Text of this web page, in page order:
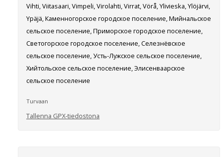
Vihti, Viitasaari, Vimpeli, Virolahti, Virrat, Vörå, Ylivieska, Ylöjärvi,
Ypäjä, Каменногорское городское поселение, Мийнальское
сельское поселение, Приморское городское поселение,
Светогорское городское поселение, Селезнёвское
сельское поселение, Усть-Лужское сельское поселение,
Хийтольское сельское поселение, Элисенваарское
сельское поселение
Turvaan
Tallenna GPX-tiedostona